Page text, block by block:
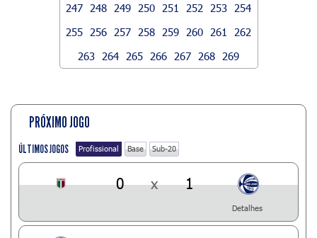
247
248 249 250 251 252 253
254
255
256 257 258 259 260 261
262
263
264 265 266 267 268 269
PRÓXIMO JOGO
ÚLTIMOS JOGOS Profissional Base Sub-20
0 x 1
Detalhes